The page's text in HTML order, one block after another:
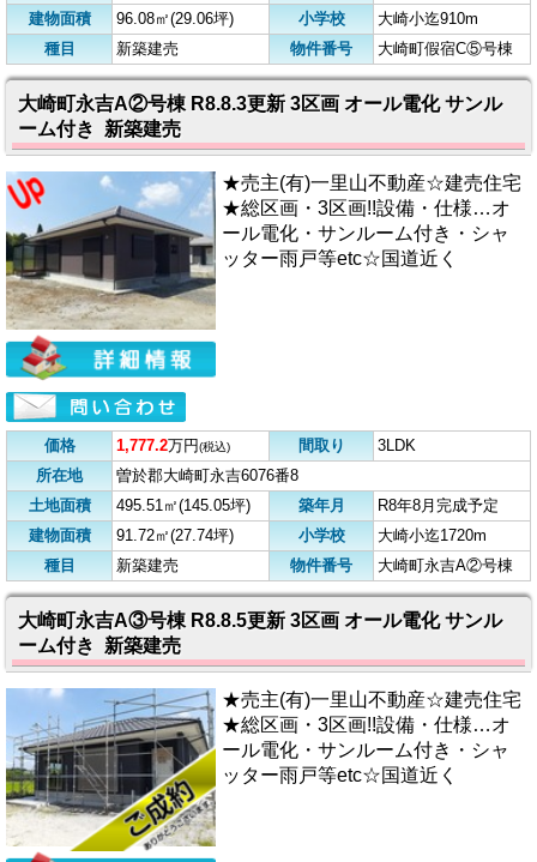
建物面積 96.08㎡(29.06坪) 小学校
大崎小迄910m
種目
新築建売 物件番号 大崎町假宿C⑤号棟
大崎町永吉A②号棟 R8.8.3更新 3区画 オール電化 サンル
ーム付き 新築建売
★売主(有)一里山不動産☆建売住宅
★総区画・3区画!!設備・仕様…オ
ール電化・サンルーム付き・シャ
ッター雨戸等etc☆国道近く
価格 1,777.2万円(税込) 間取り
3LDK
所在地
曽於郡大崎町永吉6076番8
土地面積
495.51㎡(145.05坪) 築年月
R8年8月完成予定
建物面積
91.72㎡(27.74坪) 小学校
大崎小迄1720m
種目
新築建売 物件番号 大崎町永吉A②号棟
大崎町永吉A③号棟 R8.8.5更新 3区画 オール電化 サンル
ーム付き 新築建売
★売主(有)一里山不動産☆建売住宅
★総区画・3区画!!設備・仕様…オ
ール電化・サンルーム付き・シャ
ッター雨戸等etc☆国道近く